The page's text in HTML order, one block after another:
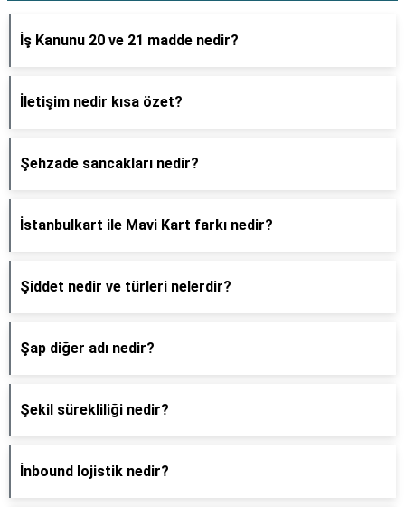
İş Kanunu 20 ve 21 madde nedir?
İletişim nedir kısa özet?
Şehzade sancakları nedir?
İstanbulkart ile Mavi Kart farkı nedir?
Şiddet nedir ve türleri nelerdir?
Şap diğer adı nedir?
Şekil sürekliliği nedir?
İnbound lojistik nedir?